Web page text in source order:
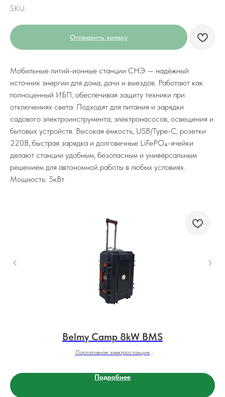
SKU:
Отправить заявку
Мобильные литий-ионные станции СНЭ — надёжный
источник энергии для дома, дачи и выездов. Работают как
полноценный ИБП, обеспечивая защиту техники при
отключениях света. Подходят для питания и зарядки
садового электроинструмента, электронасосов, освещения и
бытовых устройств. Высокая ёмкость, USB/Type-C, розетки
220В, быстрая зарядка и долговечные LiFePO₄-ячейки
делают станции удобным, безопасным и универсальным
решением для автономной работы в любых условиях.
Мощность: 5кВт
Belmy Camp 8kW BMS
Портативная электростанция.
Подробнее